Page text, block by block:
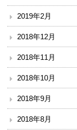
2019年2月
2018年12月
2018年11月
2018年10月
2018年9月
2018年8月